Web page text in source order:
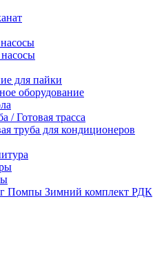
для пайки
оборудование
/ Готовая трасса
труба для кондиционеров
Помпы Зимний комплект РДК